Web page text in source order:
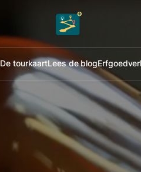
De tourkaartLees de blog